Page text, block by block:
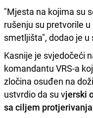
"Mjesta na kojima su
rušenju su pretvorile
smetljišta", dodao je u
Kasnije je svjedočeći
komandantu VRS-a
zločina osuđen na
ustvrdio da su vjerski
sa ciljem